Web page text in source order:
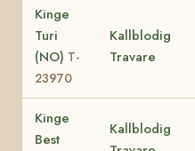
Kinge
Turi
(NO) T-
23970
Kallblodig
Travare
Kinge
Best
Kallblodig